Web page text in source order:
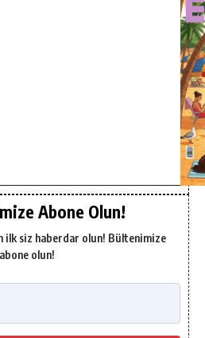
Abone Olun!
ilk siz haberdar olun! Bültenimize
abone olun!